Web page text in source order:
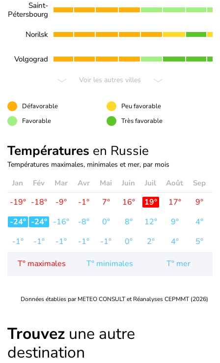
Saint-
Pétersbourg
Norilsk
Volgograd
Voir les autres villes
Défavorable
Peu favorable
Favorable
Très favorable
Températures en Russie
Températures maximales, minimales et mer, par mois
Jan Fév Mar Avr Mai Juin Juil Août Sep
-19° -18° -9° -1° 7° 16° 19° 17° 9°
-24° -24° -16° -8° 0° 8° 12° 9° 4°
-1°
-1° -1° -1° -1° 0° 2° 4° 5°
T° maximales T° minimales T° mer
Données établies par METEO CONSULT et Réanalyses CEPMMT (2026)
Trouvez une autre
destination